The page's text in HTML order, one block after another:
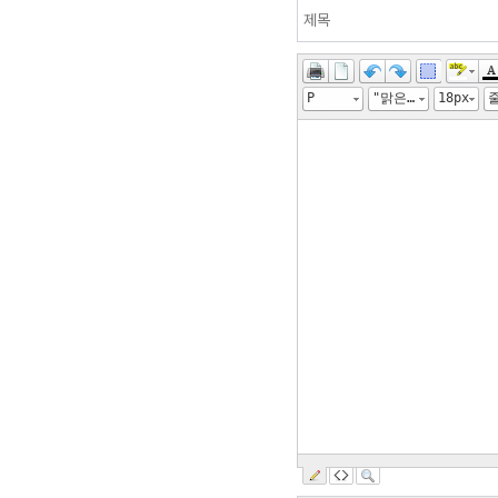
P "맑은 고딕", "Malgun Gothic", gulim 18px